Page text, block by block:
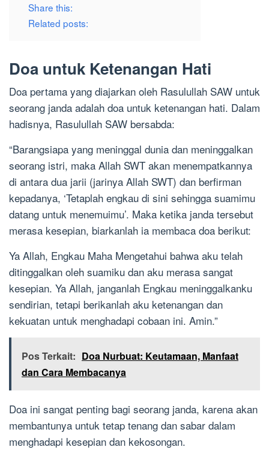
Share this:
Related posts:
Doa untuk Ketenangan Hati
Doa pertama yang diajarkan oleh Rasulullah SAW untuk
seorang janda adalah doa untuk ketenangan hati. Dalam
hadisnya, Rasulullah SAW bersabda:
“Barangsiapa yang meninggal dunia dan meninggalkan
seorang istri, maka Allah SWT akan menempatkannya
di antara dua jarii (jarinya Allah SWT) dan berfirman
kepadanya, ‘Tetaplah engkau di sini sehingga suamimu
datang untuk menemuimu’. Maka ketika janda tersebut
merasa kesepian, biarkanlah ia membaca doa berikut:
Ya Allah, Engkau Maha Mengetahui bahwa aku telah
ditinggalkan oleh suamiku dan aku merasa sangat
kesepian. Ya Allah, janganlah Engkau meninggalkanku
sendirian, tetapi berikanlah aku ketenangan dan
kekuatan untuk menghadapi cobaan ini. Amin.”
Pos Terkait: Doa Nurbuat: Keutamaan, Manfaat
dan Cara Membacanya
Doa ini sangat penting bagi seorang janda, karena akan
membantunya untuk tetap tenang dan sabar dalam
menghadapi kesepian dan kekosongan.